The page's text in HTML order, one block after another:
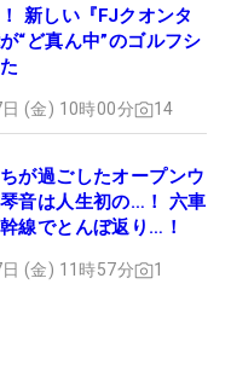
新しい『FJクオンタ
“ど真ん中”のゴルフシ
(金) 10時00分 14
が過ごしたオープンウ
音は人生初の…！ 六車
線でとんぼ返り…！
(金) 11時57分 1